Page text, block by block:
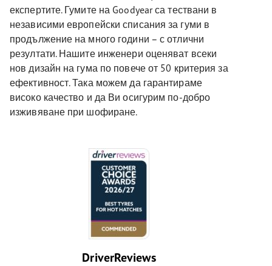
експертите. Гумите на Goodyear са тествани в
независими европейски списания за гуми в
продължение на много години – с отлични
резултати. Нашите инженери оценяват всеки
нов дизайн на гума по повече от 50 критерия за
ефективност. Така можем да гарантираме
високо качество и да Ви осигурим по-добро
изживяване при шофиране.
DriverReviews